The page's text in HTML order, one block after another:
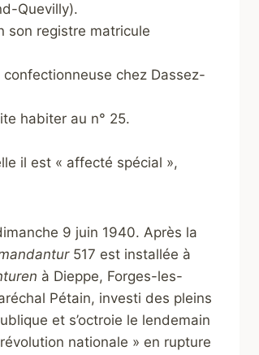
Quevilly).
son registre matricule
chez Dassez-
habiter au n° 25.
il est « affecté spécial »,
9 juin 1940. Après la
517 est installée à
à Dieppe, Forges-les-
Pétain, investi des pleins
et s’octroie le lendemain
nationale » en rupture